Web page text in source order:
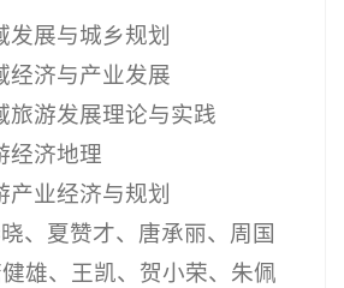
展与城乡规划
济与产业发展
游发展理论与实践
济地理
业经济与规划
、夏赞才、唐承丽、周国
雄、王凯、贺小荣、朱佩